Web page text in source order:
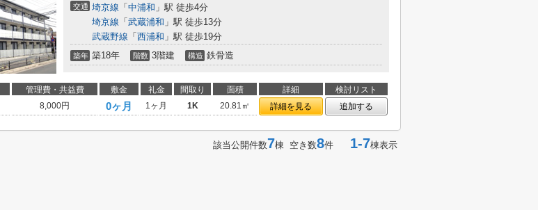
交通 埼京線 「 中浦和 」駅 徒歩4分
埼京線 「 武蔵浦和 」駅 徒歩13分
武蔵野線 「 西浦和 」駅 徒歩19分
築年 築18年 階数 3階建 構造 鉄骨造
管理費・共益費 敷金 礼金 間取り 面積 詳細
検討リスト
8,000円 0ヶ月 1ヶ月 1K 20.81㎡ 詳細を見る 追加する
該当公開件数7棟 空き数8件 1-7棟表示